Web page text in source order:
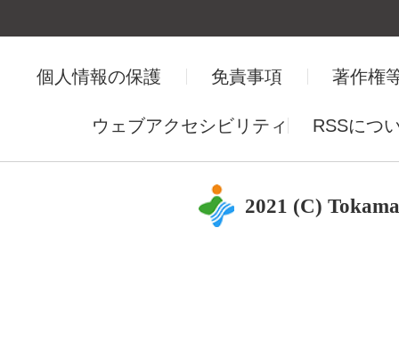
個人情報の保護 免責事項 著作権
ウェブアクセシビリティ RSSにつ
2021 (C)